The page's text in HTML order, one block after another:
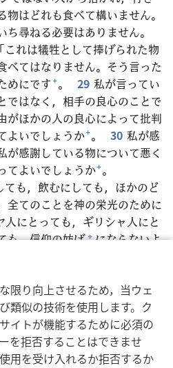
限り向上させるため，当ウェ
類似の技術を使用します。ク
イトが機能するために必須の
を拒否することはできませ
用を受け入れるか拒否するか
はどれも食べて構いません。
尋ねる必要はありません。
これは犠牲として捧げられた物
べてはなりません。そう言った
めにです+。 29 私が言ってい
ではなく，相手の良心のことで
がほかの人の良心によって批判
よいでしょうか+。 30 私が感
が感謝している物について悪く
てよいでしょうか+。
ても，飲むにしても，ほかのど
全てのことを神の栄光のために
人にとっても，ギリシャ人にと
も，信仰の妨げ*にならないよ
多くの人が救われてほしいか